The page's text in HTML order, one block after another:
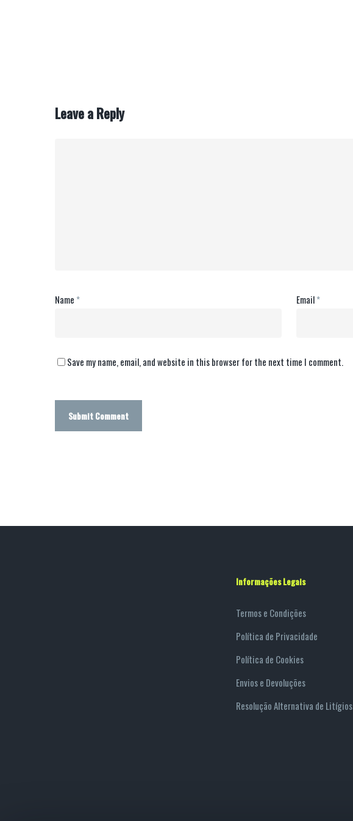
Leave a Reply
Name * Email*
Save my name, email, and website in this browser for the next time I comment.
Informações Legais
Termos e Condições
Política de Privacidade
Política de Cookies
Envios e Devoluções
Resolução Alternativa de Litígios